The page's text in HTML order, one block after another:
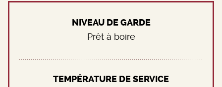
NIVEAU DE GARDE
Prêt à boire
TEMPÉRATURE DE SERVICE